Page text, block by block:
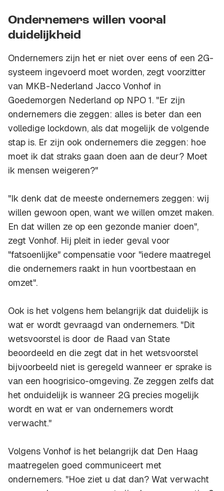
Ondernemers willen vooral
duidelijkheid
Ondernemers zijn het er niet over eens of een 2G-
systeem ingevoerd moet worden, zegt voorzitter
van MKB-Nederland Jacco Vonhof in
Goedemorgen Nederland op NPO 1. "Er zijn
ondernemers die zeggen: alles is beter dan een
volledige lockdown, als dat mogelijk de volgende
stap is. Er zijn ook ondernemers die zeggen: hoe
moet ik dat straks gaan doen aan de deur? Moet
ik mensen weigeren?"
"Ik denk dat de meeste ondernemers zeggen: wij
willen gewoon open, want we willen omzet maken.
En dat willen ze op een gezonde manier doen",
zegt Vonhof. Hij pleit in ieder geval voor
"fatsoenlijke" compensatie voor "iedere maatregel
die ondernemers raakt in hun voortbestaan en
omzet".
Ook is het volgens hem belangrijk dat duidelijk is
wat er wordt gevraagd van ondernemers. "Dit
wetsvoorstel is door de Raad van State
beoordeeld en die zegt dat in het wetsvoorstel
bijvoorbeeld niet is geregeld wanneer er sprake is
van een hoogrisico-omgeving. Ze zeggen zelfs dat
het onduidelijk is wanneer 2G precies mogelijk
wordt en wat er van ondernemers wordt
verwacht."
Volgens Vonhof is het belangrijk dat Den Haag
maatregelen goed communiceert met
ondernemers. "Hoe ziet u dat dan? Wat verwacht